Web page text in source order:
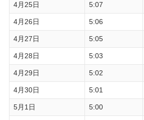
4月25日 5:07
4月26日 5:06
4月27日 5:05
4月28日 5:03
4月29日 5:02
4月30日 5:01
5月1日 5:00